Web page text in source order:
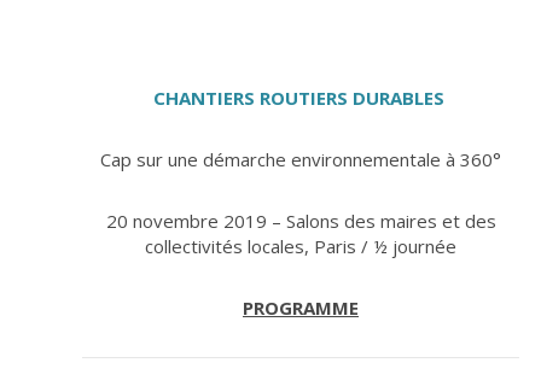
CHANTIERS ROUTIERS DURABLES
Cap sur une démarche environnementale à 360°
20 novembre 2019 – Salons des maires et des
collectivités locales, Paris / ½ journée
PROGRAMME